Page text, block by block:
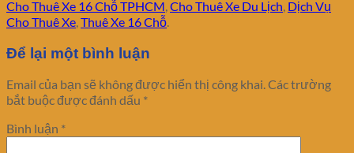
Cho Thuê Xe 16 Chỗ TPHCM,Cho Thuê Xe Du Lịch, Dịch Vụ
Cho Thuê Xe,Thuê Xe 16 Chỗ.
Để lại một bình luận
Email của bạn sẽ không được hiển thị công khai.Các trường
bắt buộc được đánh dấu *
Bình luận *